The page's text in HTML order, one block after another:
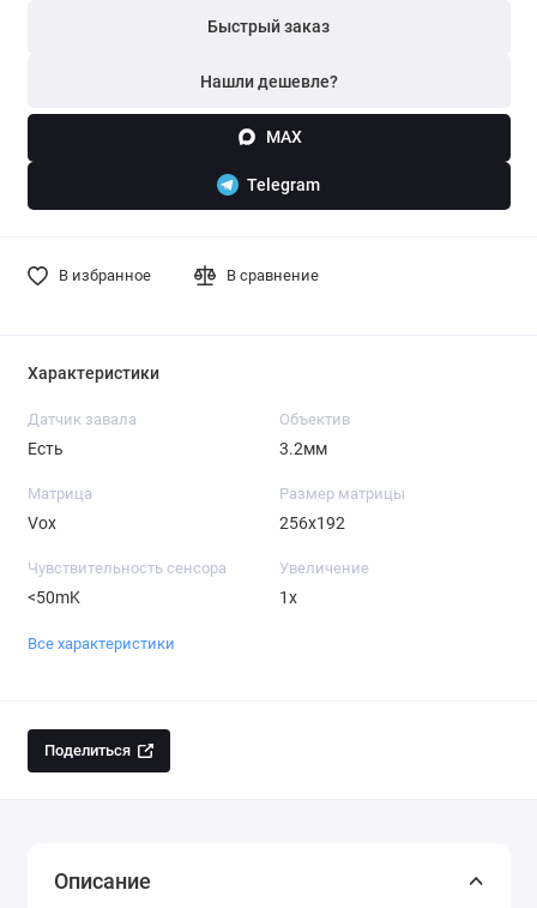
Быстрый заказ
Нашли дешевле?
MAX
Telegram
В избранное В сравнение
Характеристики
Датчик завала
Есть
Объектив
3.2мм
Матрица
Vox
Размер матрицы
256x192
Чувствительность сенсора
<50mK
Увеличение
1x
Все характеристики
Поделиться
Описание